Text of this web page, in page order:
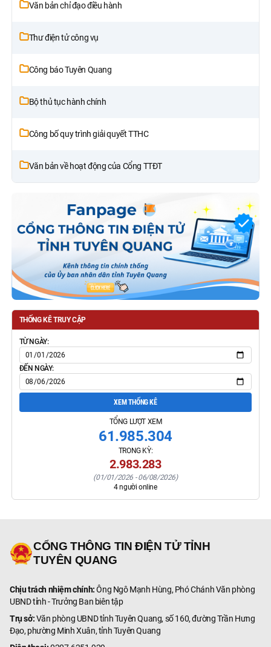
Văn bản chỉ đạo điều hành
Thư điện tử công vụ
Công báo Tuyên Quang
Bộ thủ tục hành chính
Công bố quy trình giải quyết TTHC
Văn bản về hoạt động của Cổng TTĐT
THỐNG KÊ TRUY CẬP
TỪ NGÀY:
ĐẾN NGÀY:
XEM THỐNG KÊ
TỔNG LƯỢT XEM
61.985.304
TRONG KỲ:
2.983.283
(01/01/2026 -06/08/2026)
4người online
CỔNG THÔNG TIN ĐIỆN TỬ TỈNH
TUYÊN QUANG
Chịu trách nhiệm chính:Ông Ngô Mạnh Hùng, Phó Chánh Văn phòng
UBND tỉnh - Trưởng Ban biên tập
Trụ sở:Văn phòng UBND tỉnh Tuyên Quang, số 160, đường Trần Hưng
Đạo, phường Minh Xuân, tỉnh Tuyên Quang